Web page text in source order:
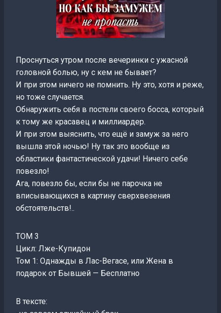
Проснуться утром после вечеринки с ужасной
головной болью, ну с кем не бывает?
И при этом ничего не помнить. Ну это, хотя и реже,
но тоже случается.
Обнаружить себя в постели своего босса, который
к тому же красавец и миллиардер.
И при этом выяснить, что ещё и замуж за него
вышла этой ночью! Ну так это вообще из
областики фантастической удачи! Ничего себе
повезло!
Ага, повезло бы, если бы не парочка не
вписывающихся в картину сверхвезения
обстоятельств!..
ТОМ 3
Цикл: Лже-Купидон
Том 1: Однажды в Лас-Вегасе, или Жена в
подарок от Бывшей — Бесплатно
В тексте: